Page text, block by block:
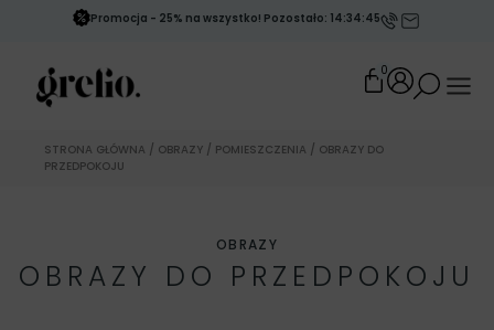
Promocja - 25% na wszystko! Pozostało: 14:34:42
0
STRONA GŁÓWNA / OBRAZY / POMIESZCZENIA / OBRAZY DO
PRZEDPOKOJU
OBRAZY
OBRAZY DO PRZEDPOKOJU